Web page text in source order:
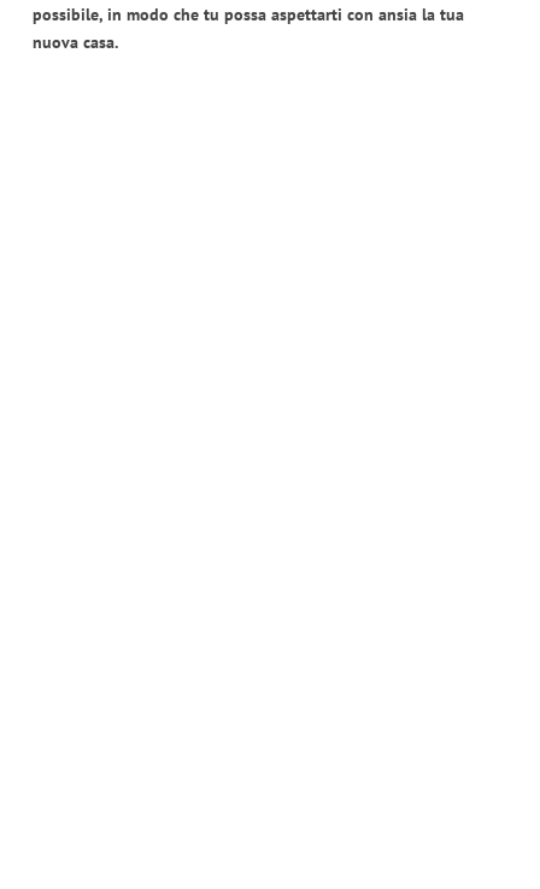
possibile, in modo che tu possa aspettarti con ansia la tua
nuova casa.